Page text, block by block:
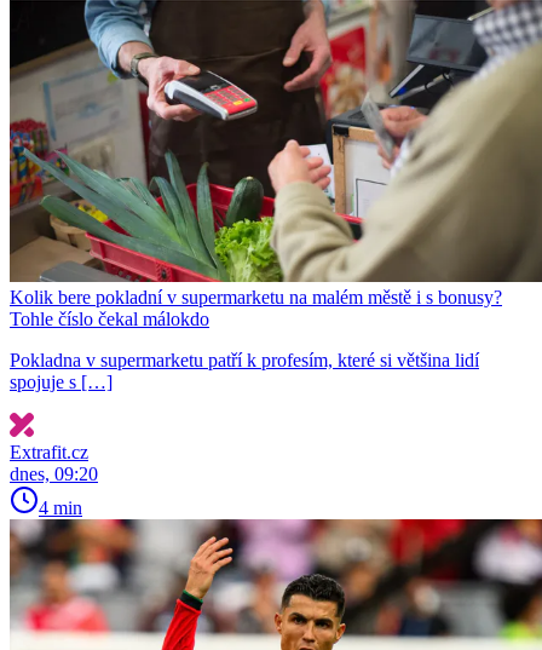
Kolik bere pokladní v supermarketu na malém městě i s bonusy?
Tohle číslo čekal málokdo
Pokladna v supermarketu patří k profesím, které si většina lidí
spojuje s […]
Extrafit.cz
dnes, 09:20
4 min